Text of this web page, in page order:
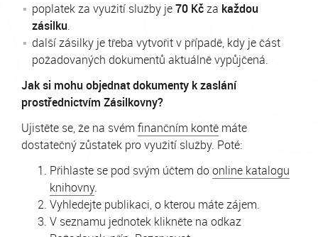
poplatek za využití služby je70 Kčza každou
zásilku.
další zásilky je třeba vytvořit v případě, kdy je část
požadovaných dokumentů aktuálně vypůjčená.
Jak si mohu objednat dokumenty k zaslání
prostřednictvím Zásilkovny?
Ujistěte se, že na svém finančním kontě máte
dostatečný zůstatek pro využití služby. Poté:
Přihlaste se pod svým účtem doonline katalogu
knihovny.
Vyhledejte publikaci, o kterou máte zájem.
V seznamu jednotek klikněte na odkaz